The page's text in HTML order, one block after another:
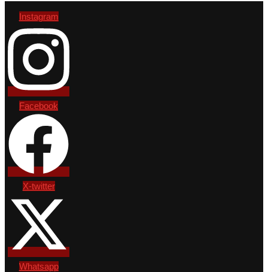
Instagram
Facebook
X-twitter
Whatsapp